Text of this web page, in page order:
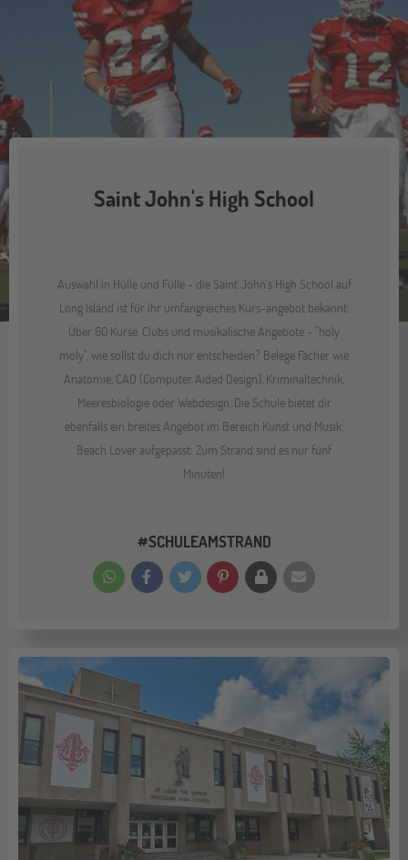
Saint John's High School
Auswahl in Hülle und Fülle - die Saint John's High School auf
Long Island ist für ihr umfangreiches Kurs-angebot bekannt.
Über 60 Kurse, Clubs und musikalische Angebote - "holy
moly", wie sollst du dich nur entscheiden? Belege Fächer wie
Anatomie, CAD (Computer Aided Design), Kriminaltechnik,
Meeresbiologie oder Webdesign. Die Schule bietet dir
ebenfalls ein breites Angebot im Bereich Kunst und Musik.
Beach Lover aufgepasst: Zum Strand sind es nur fünf
Minuten!
#SCHULEAMSTRAND